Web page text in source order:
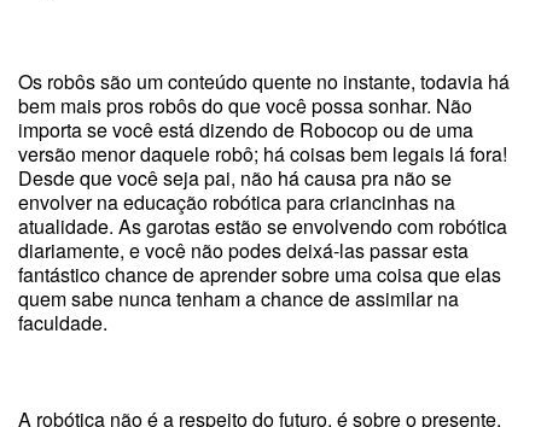
Os robôs são um conteúdo quente no instante, todavia há
bem mais pros robôs do que você possa sonhar. Não
importa se você está dizendo de Robocop ou de uma
versão menor daquele robô; há coisas bem legais lá fora!
Desde que você seja pai, não há causa pra não se
envolver na educação robótica para criancinhas na
atualidade. As garotas estão se envolvendo com robótica
diariamente, e você não podes deixá-las passar esta
fantástico chance de aprender sobre uma coisa que elas
quem sabe nunca tenham a chance de assimilar na
faculdade.
A robótica não é a respeito do futuro, é sobre o presente.